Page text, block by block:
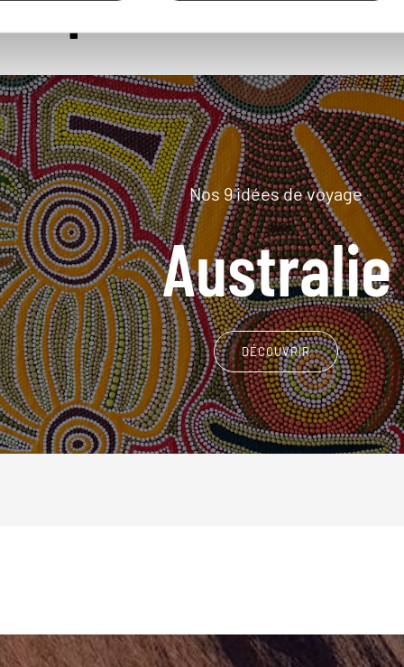
Nos 9 idées de voyage
Australie
DÉCOUVRIR